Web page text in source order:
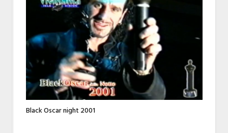
Black Oscar night 2001